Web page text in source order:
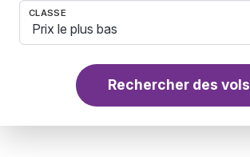
CLASSE
Rechercher des vols